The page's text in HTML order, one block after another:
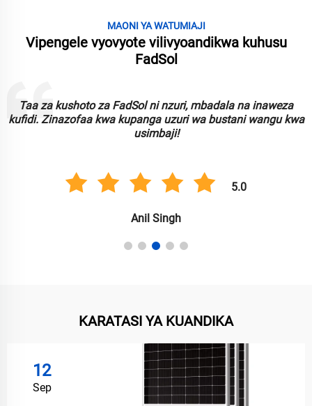
MAONI YA WATUMIAJI
Vipengele vyovyote vilivyoandikwa kuhusu
FadSol
kwa
Fani ya kushoto ya FadSol ni mpya kwa kusimama
wa matumizi ya nguvu. Inajikita kwa makini kwa
kushoto!
Grace Mwangi
KARATASI YA KUANDIKA
12
Sep